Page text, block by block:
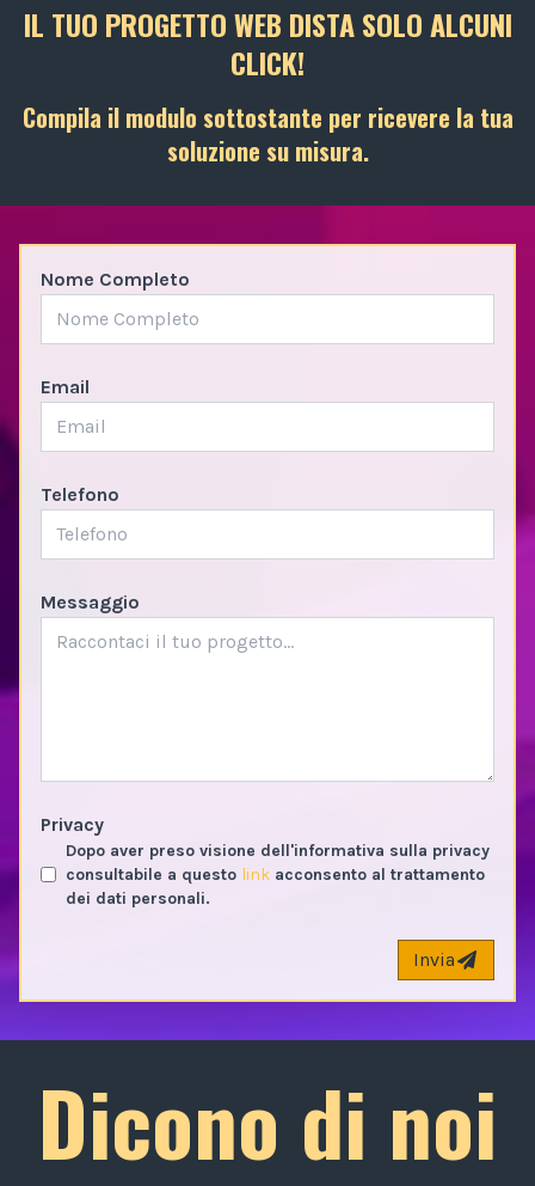
IL TUO PROGETTO WEB DISTA SOLO ALCUNI
CLICK!
Compila il modulo sottostante per ricevere la tua
soluzione su misura.
Nome Completo
Email
Telefono
Messaggio
Privacy
Dopo aver preso visione dell'informativa sulla privacy
consultabile a questo link acconsento al trattamento
dei dati personali.
Invia
Dicono di noi